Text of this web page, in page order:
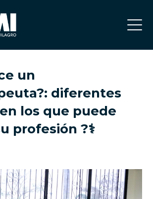
un
diferentes
los que puede
profesión ?‍⚕️